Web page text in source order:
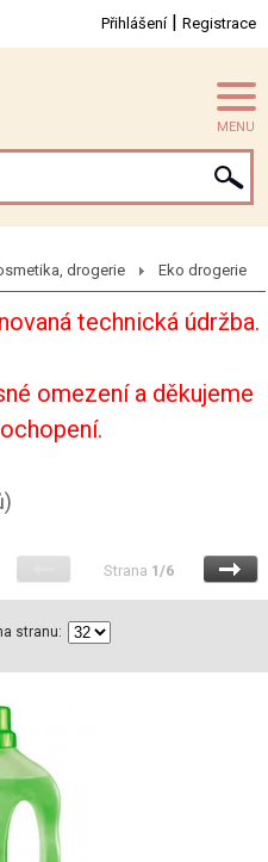
Přihlášení| Registrace
MENU
drogerie Eko drogerie
technická údržba.
omezení a děkujeme
Strana 1/6
stranu: